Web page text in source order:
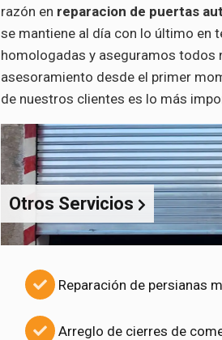
razón en reparacion de puertas
se mantiene al día con lo último en
homologadas y aseguramos
asesoramiento desde el primer
de nuestros clientes es lo más
Otros Servicios
Reparación de persianas
Arreglo de cierres de